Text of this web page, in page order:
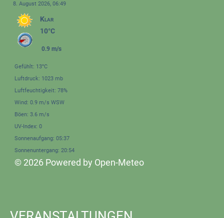
8. August 2026, 06:49
Klar
10°C
0.9 m/s
Gefühlt: 13°C
Luftdruck: 1023 mb
Luftfeuchtigkeit: 78%
Wind: 0.9 m/s WSW
Böen: 3.6 m/s
UV-Index: 0
Sonnenaufgang: 05:37
Sonnenuntergang: 20:54
© 2026 Powered by Open-Meteo